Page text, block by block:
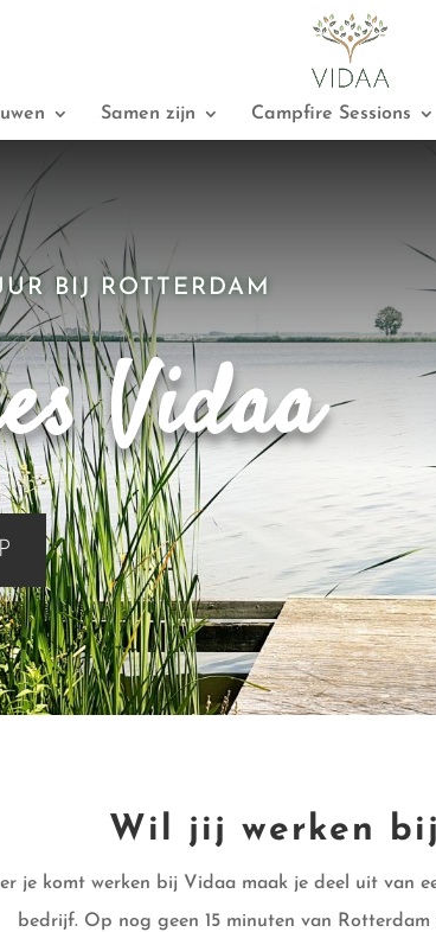
Samen zijn Campfire Sessions
BIJ ROTTERDAM
Vidaa
Wil jij werken
je komt werken bij Vidaa maak je deel uit van
bedrijf. Op nog geen 15 minuten van